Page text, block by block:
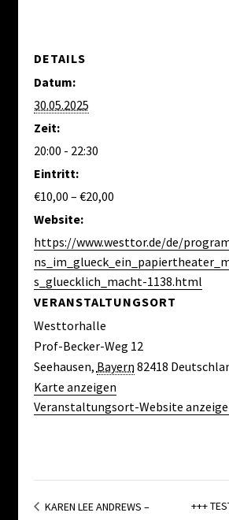
DETAILS
Datum:
30.05.2025
Zeit:
20:00 - 22:30
Eintritt:
€10,00 – €20,00
Website:
https://www.westtor.de/de/
s_gluecklich_macht-1138.html
VERANSTALTUNGSORT
Westtorhalle
Prof-Becker-Weg 12
Seehausen, Bayern 82418
Karte anzeigen
Veranstaltungsort-Website
KAREN LEE ANDREWS –
+++